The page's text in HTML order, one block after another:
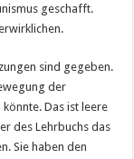
geschafft.
sind gegeben.
der
Das ist leere
des Lehrbuchs das
Sie haben den